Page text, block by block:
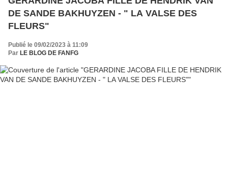
DE SANDE BAKHUYZEN - " LA VALSE DES
FLEURS"
Publié le 09/02/2023 à 11:09
Par LE BLOG DE FANFG